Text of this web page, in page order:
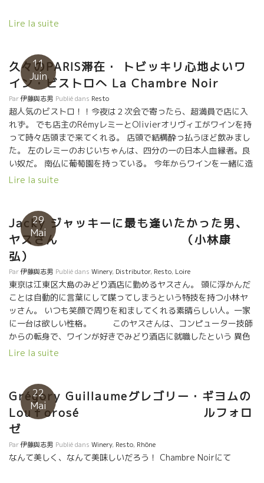
Lire la suite
11
Juin
久々のPARIS滞在・ トビッキリ心地よいワ
イン・ビストロへ La Chambre Noir
Par伊藤與志男 Publié dans Resto
超人気のビストロ！！今夜は２次会で寄ったら、超満員で店に入
れず。 でも店主のRémyレミーとOlivierオリヴィエがワインを持
って時々店頭まで来てくれる。 店頭で結構酔っ払うほど飲みまし
た。 左のレミーのおじいちゃんは、四分の一の日本人血縁者。良
い奴だ。 南仏に葡萄園を持っている。 今年からワインを一緒に造
ろうと模索中。 Kishoとその友達も結構酔っ払いました。 乾杯！
Lire la suite
29
Mai
Jacky ジャッキーに最も逢いたかった男、
ヤスさん （小林康
弘）
Par伊藤與志男 Publié dans Winery, Distributor, Resto, Loire
東京は江東区大島のみどり酒店に勤めるヤスさん。 頭に浮かんだ
ことは自動的に言葉にして喋ってしまうという特技を持つ小林ヤ
ッさん。 いつも笑顔で周りを和ましてくれる素晴らしい人。一家
に一台は欲しい性格。 このヤスさんは、コンピューター技師
からの転身で、ワインが好きでみどり酒店に就職したという 異色
な人。 Jacky Preysジャッキー・プレイのワインが好きで、個人
く、ミネラリーでスーット体に入っていく。 自分飲みには最高な
ワインだった。 どうして？こんなに安く、美味しくできるのか知
りたかった。 疑問が解けた。 ジャッキーは自然派ワインが出てき
た90年台の最初から自然派ワインメンバーに属していた。 他の蔵
は有名になってドンドン価格も高くなって遠い存在になっていっ
た。 ジャッキーは若い時は毎週末、パリまで配達にきていた。 90
Lire la suite
22
Mai
Grégory Guillaumeグレゴリー・ギヨムの
Louｆorosé ルフォロ
ゼ
Par伊藤與志男 Publié dans Winery, Resto, Rhône
なんて美しく、なんて美味しいだろう！ Chambre Noirにて